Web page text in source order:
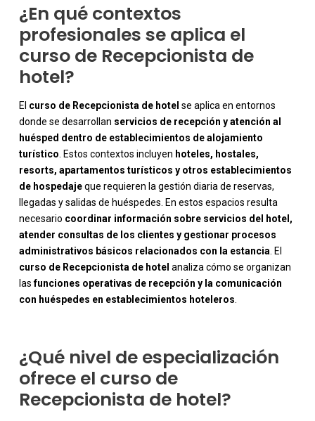
¿En qué contextos
profesionales se aplica el
curso de Recepcionista de
hotel?
El curso de Recepcionista de hotel se aplica en entornos
donde se desarrollan servicios de recepción y atención al
huésped dentro de establecimientos de alojamiento
turístico . Estos contextos incluyen hoteles, hostales,
resorts, apartamentos turísticos y otros establecimientos
de hospedajeque requieren la gestión diaria de reservas,
llegadas y salidas de huéspedes. En estos espacios resulta
necesario coordinar información sobre servicios del hotel,
atender consultas de los clientes y gestionar procesos
administrativos básicos relacionados con la estancia . El
curso de Recepcionista de hotel analiza cómo se organizan
lasfunciones operativas de recepción y la comunicación
con huéspedes en establecimientos hoteleros
-
¿Qué nivel de especialización
ofrece el curso de
Recepcionista de hotel?